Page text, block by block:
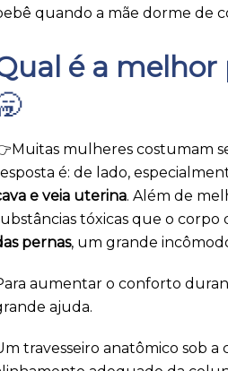
quando a mãe dorme de
é a
mulheres costumam
é: de lado,
e veia uterina. Além de
tóxicas que o corpo
pernas, um grande
aumentar o conforto
ajuda.
travesseiro anatômico sob